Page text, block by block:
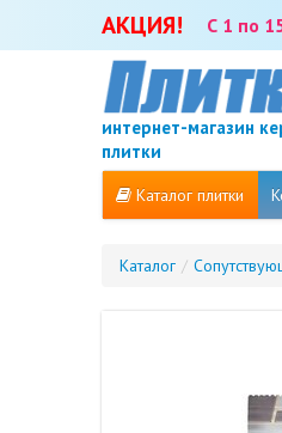
АКЦИЯ! С 1 по
интернет-магазин
плитки
Каталог плитки
Каталог /